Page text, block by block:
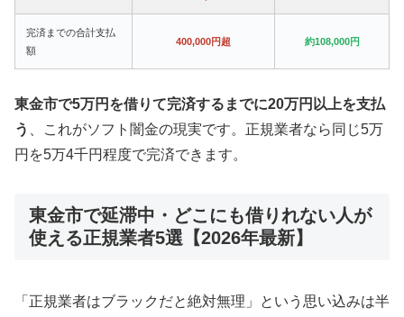
完済までの合計支払
額
400,000円超 約108,000円
東金市で5万円を借りて完済するまでに20万円以上を支払
う
、これがソフト闇金の現実です。正規業者なら同じ5万
円を5万4千円程度で完済できます。
東金市で延滞中・どこにも借りれない人が
使える正規業者5選【2026年最新】
「正規業者はブラックだと絶対無理」という思い込みは半